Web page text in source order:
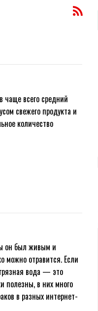
чаще всего средний
свежего продукта и
количество
он был живым и
можно отравится. Если
вода — это
полезны, в них много
в разных интернет-
Сочи